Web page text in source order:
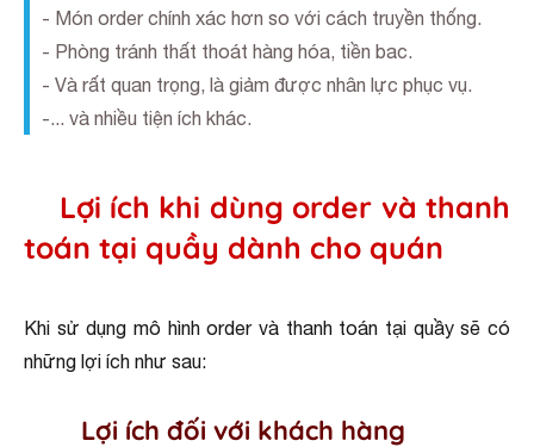
- Món order chính xác hơn so với cách truyền thống.
- Phòng tránh thất thoát hàng hóa, tiền bac.
- Và rất quan trọng, là giảm được nhân lực phục vụ.
-... và nhiều tiện ích khác.
Lợi ích khi dùng order và thanh
toán tại quầy dành cho quán
Khi sử dụng mô hình order và thanh toán tại quầy sẽ có
những lợi ích như sau:
Lợi ích đối với khách hàng